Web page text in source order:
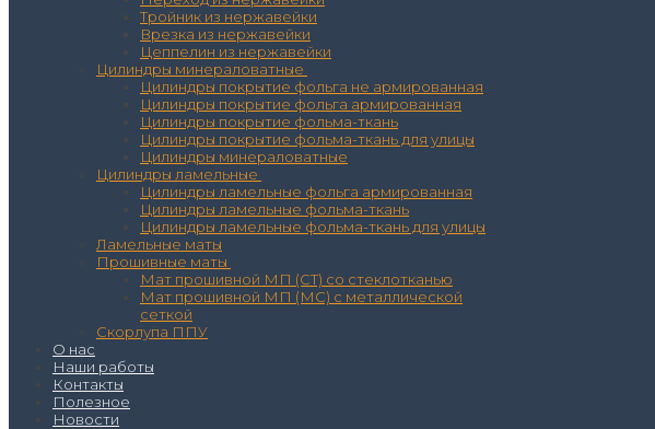
Тройник из нержавейки
Врезка из нержавейки
Цеппелин из нержавейки
Цилиндры минераловатные
Цилиндры покрытие фольга не армированная
Цилиндры покрытие фольга армированная
Цилиндры покрытие фольма-ткань
Цилиндры покрытие фольма-ткань для улицы
Цилиндры минераловатные
Цилиндры ламельные
Цилиндры ламельные фольга армированная
Цилиндры ламельные фольма-ткань
Цилиндры ламельные фольма-ткань для улицы
Ламельные маты
Прошивные маты
Мат прошивной МП (СТ) со стеклотканью
Мат прошивной МП (МС) с металлической
сеткой
Скорлупа ППУ
О нас
Наши работы
Контакты
Полезное
Новости